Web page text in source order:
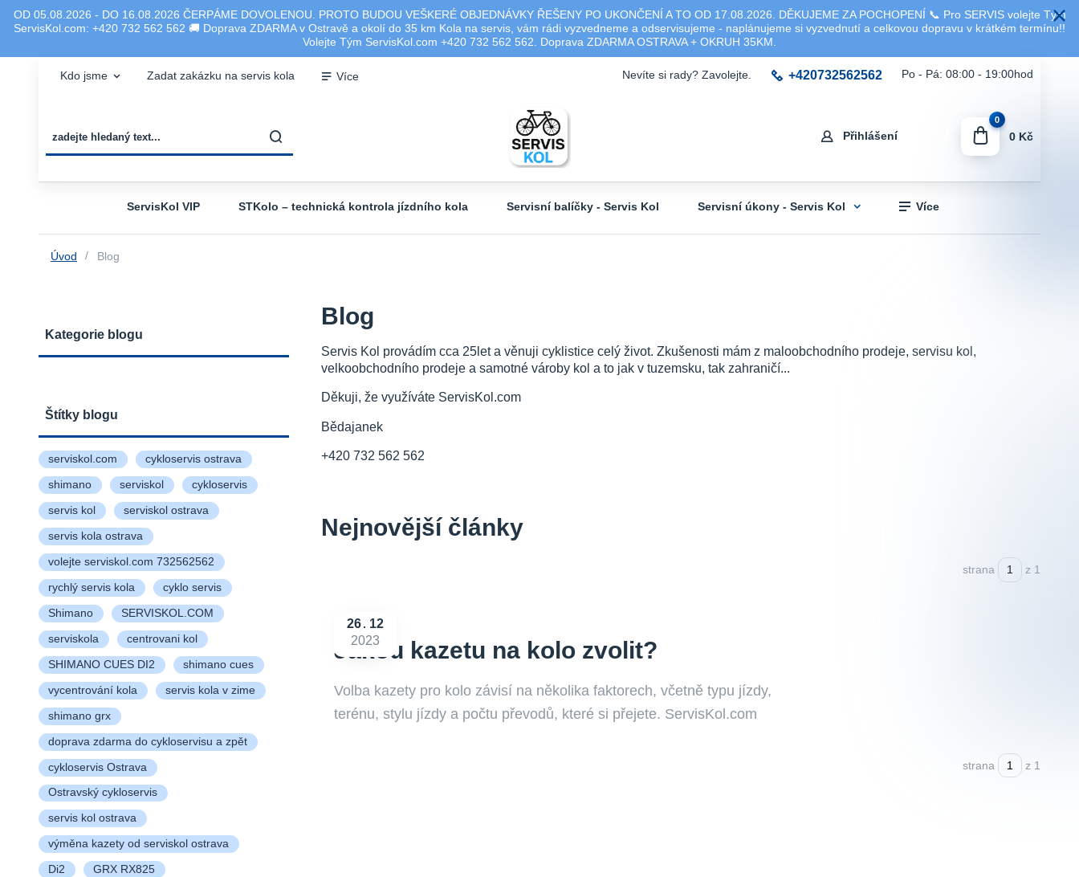
OD 05.08.2026 - DO 16.08.2026 ČERPÁME DOVOLENOU. PROTO BUDOU VEŠKERÉ OBJEDNÁVKY ŘEŠENY PO UKONČENÍ A TO OD 17.08.2026. DĚKUJEME ZA POCHOPENÍ 📞 Pro SERVIS volejte Tým
ServisKol.com: +420 732 562 562 🚚 Doprava ZDARMA v Ostravě a okolí do 35 km Kola na servis, vám rádi vyzvedneme a odservisujeme - naplánujeme si vyzvednutí a celkovou dopravu v krátkém termínu!!
Volejte Tým ServisKol.com +420 732 562 562. Doprava ZDARMA OSTRAVA + OKRUH 35KM.
Kdo jsme Zadat zakázku na servis kola Více
Přihlášení
Nevíte si rady? Zavolejte. +420732562562 Po - Pá: 08:00 - 19:00hod
0
0 Kč
ServisKol VIP STKolo – technická kontrola jízdního kola Servisní balíčky - Servis Kol Servisní úkony - Servis Kol Více
Úvod Blog
Kategorie blogu
Štítky blogu
serviskol.com cykloservis ostrava
shimano serviskol cykloservis
servis kol serviskol ostrava
servis kola ostrava
volejte serviskol.com 732562562
rychlý servis kola cyklo servis
Shimano SERVISKOL.COM
serviskola centrovani kol
SHIMANO CUES DI2 shimano cues
vycentrování kola servis kola v zime
shimano grx
doprava zdarma do cykloservisu a zpět
cykloservis Ostrava
Ostravský cykloservis
servis kol ostrava
výměna kazety od serviskol ostrava
Di2 GRX RX825
Blog
Servis Kol provádím cca 25let a věnuji cyklistice celý život. Zkušenosti mám z maloobchodního prodeje, servisu kol,
velkoobchodního prodeje a samotné vároby kol a to jak v tuzemsku, tak zahraničí...
Děkuji, že využíváte ServisKol.com
Bědajanek
+420 732 562 562
Nejnovější články
strana z 1
Jakou kazetu na kolo zvolit?
26
12
2023
Volba kazety pro kolo závisí na několika faktorech, včetně typu jízdy,
terénu, stylu jízdy a počtu převodů, které si přejete. ServisKol.com
strana z 1